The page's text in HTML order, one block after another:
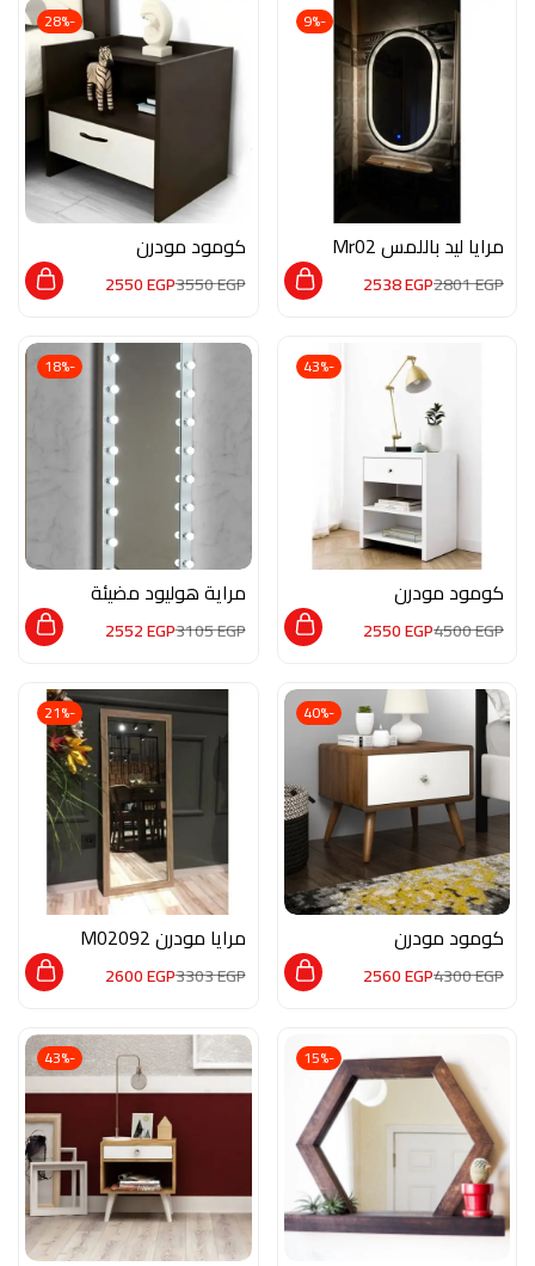
-9%
مرايا ليد باللمس Mr02
2801EGP
2538EGP
-28%
كومود مودرن
MON182
3550EGP
2550EGP
-43%
كومود مودرن
MON185
4500EGP
2550EGP
-18%
مراية هوليود مضيئة
LM003
3105EGP
2552EGP
-40%
كومود مودرن
MON179
4300EGP
2560EGP
-21%
مرايا مودرن M02092
3303EGP
2600EGP
-15%
-43%